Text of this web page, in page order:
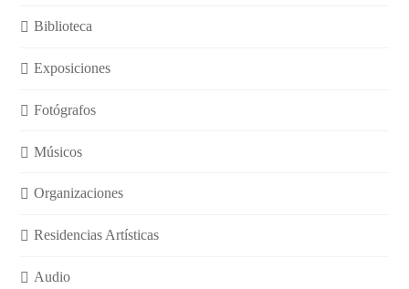
Biblioteca
Exposiciones
Fotógrafos
Músicos
Organizaciones
Residencias Artísticas
Audio